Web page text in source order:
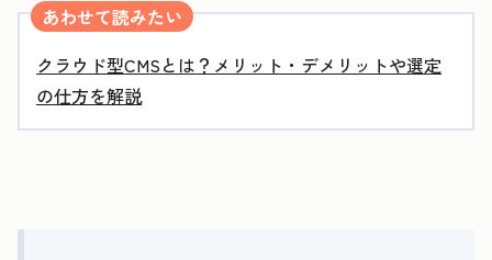
あわせて読みたい
クラウド型CMSとは？メリット・デメリットや選定
の仕方を解説